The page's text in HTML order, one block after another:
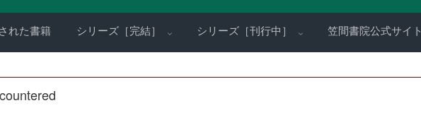
れた書籍 シリーズ［完結］ シリーズ［刊行中］ 笠間書院公式サイト